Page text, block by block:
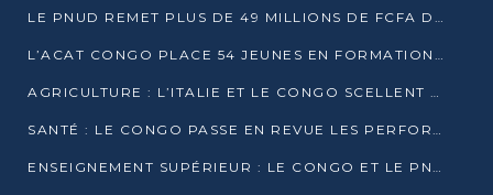
LE PNUD REMET PLUS DE 49 MILLIONS DE FCFA D’ÉQUIPEMENTS POUR ACCÉLÉRER LA NUMÉRISATION DU SYSTÈME DE SANTÉ
L’ACAT CONGO PLACE 54 JEUNES EN FORMATION PROFESSIONNELLE
AGRICULTURE : L’ITALIE ET LE CONGO SCELLENT UN PARTENARIAT POUR UNE PRODUCTION LOCALE DURABLE
SANTÉ : LE CONGO PASSE EN REVUE LES PERFORMANCES DE SES HÔPITAUX À MI-PARCOURS
ENSEIGNEMENT SUPÉRIEUR : LE CONGO ET LE PNUD VEULENT RAPPROCHER LA FORMATION UNIVERSITAIRE DES BESOINS DU MARCHÉ DE L’EMPLOI